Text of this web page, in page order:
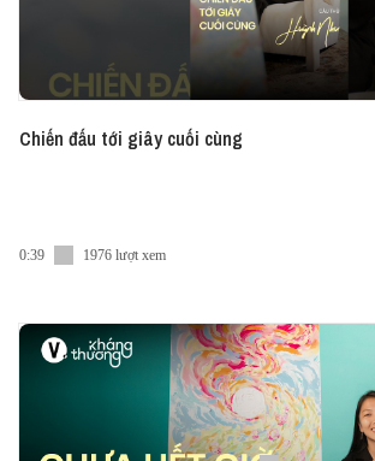
Chiến đấu tới giây cuối cùng
0:39 1976 lượt xem